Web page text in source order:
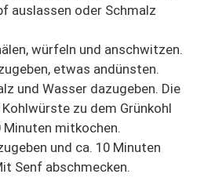
auslassen oder Schmalz
würfeln und anschwitzen.
etwas andünsten.
und Wasser dazugeben. Die
zu dem Grünkohl
Minuten mitkochen.
und ca. 10 Minuten
Senf abschmecken.